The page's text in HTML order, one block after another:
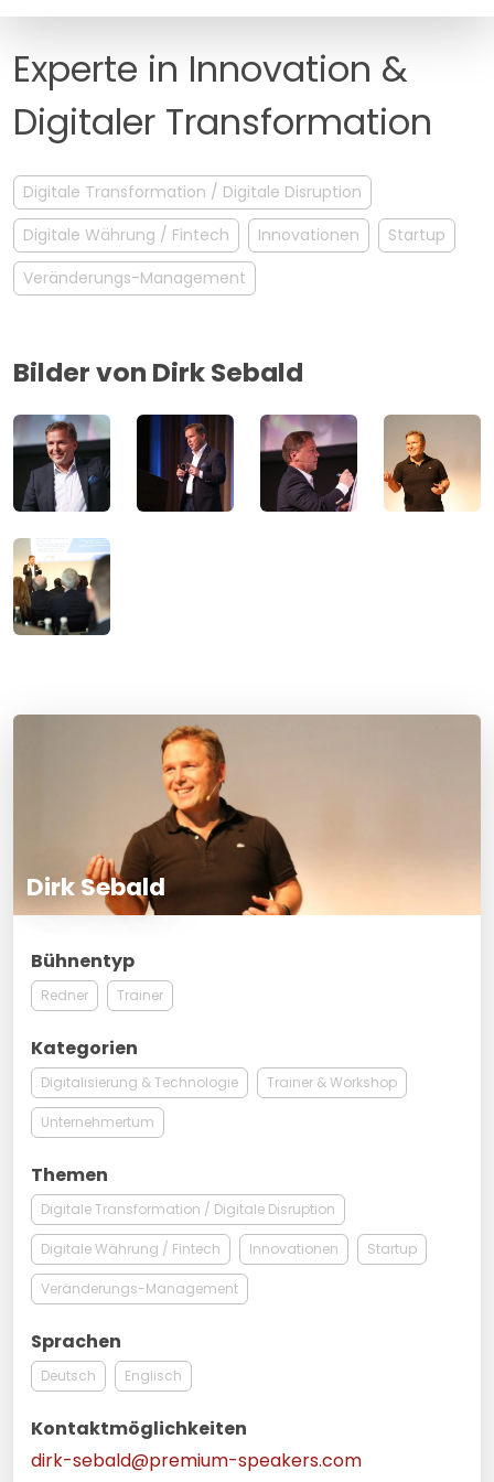
MANAGEMENT
Experte in Innovation &
Digitaler Transformation
Digitale Transformation / Digitale Disruption
Digitale Währung / Fintech
Innovationen
Startup
Veränderungs-Management
Bilder von Dirk Sebald
Dirk Sebald
Bühnentyp
Redner Trainer
Kategorien
Digitalisierung & Technologie Trainer & Workshop
Unternehmertum
Themen
Digitale Transformation / Digitale Disruption
Digitale Währung / Fintech Innovationen Startup
Veränderungs-Management
Sprachen
Deutsch Englisch
Kontaktmöglichkeiten
dirk-sebald@premium-speakers.com